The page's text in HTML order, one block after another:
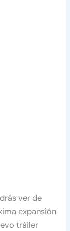
ver de
expansión
tráiler